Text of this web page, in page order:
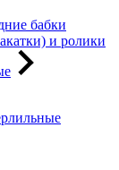
бабки
и ролики